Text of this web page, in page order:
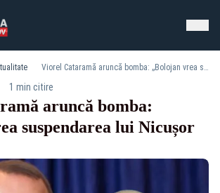
Viorel Cataramă aruncă bomba: „Bolojan vrea suspendarea lui Nicușor Dan”
1 min citire
aruncă bomba:
suspendarea lui Nicușor